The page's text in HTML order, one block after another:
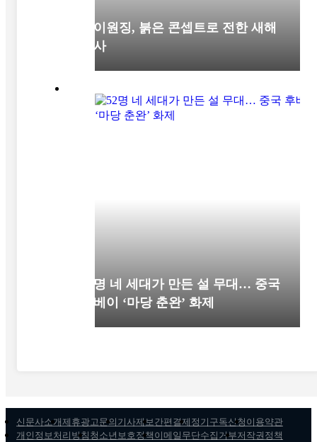
차이원징, 붉은 콘셉트로 전한 새해
인사
52명 네 세대가 만든 설 무대… 중국
후베이 ‘마당 춘완’ 화제
신문사소개제휴광고문의 기사제보간편결제 정기구독신청 이용약관
개인정보처리방침 청소년보호정책 이메일무단수집거부저작권정책